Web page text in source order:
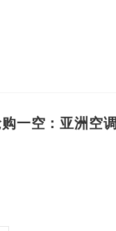
一空：亚洲空调